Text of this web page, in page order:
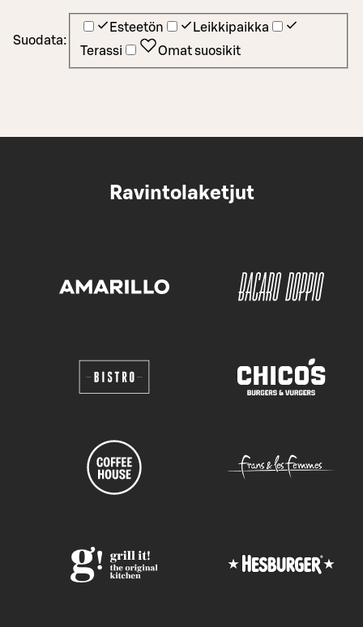
Suodata:
Esteetön
Leikkipaikka
Terassi
Omat suosikit
Ravintolaketjut